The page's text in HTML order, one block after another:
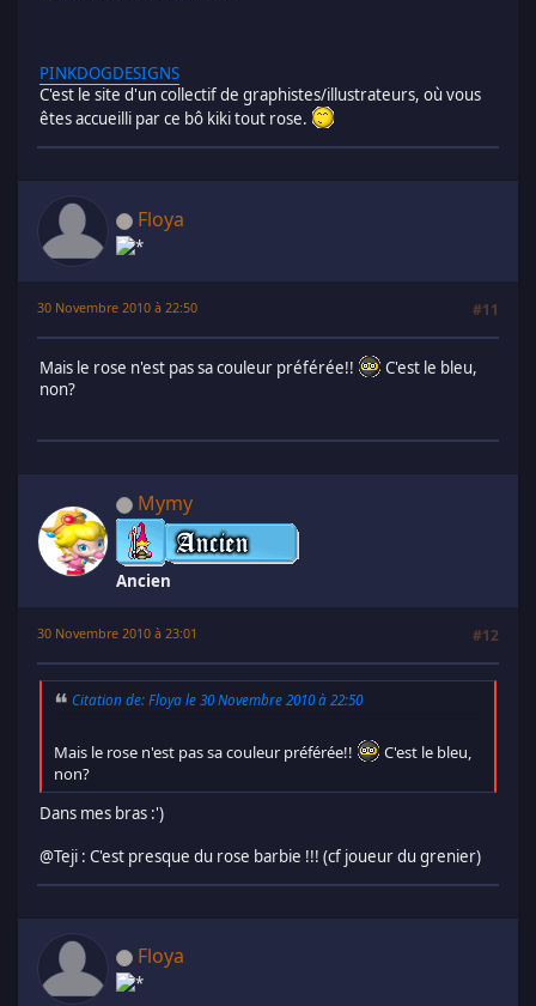
PINKDOGDESIGNS
C'est le site d'un collectif de graphistes/illustrateurs, où vous
êtes accueilli par ce bô kiki tout rose.
Floya
30 Novembre 2010 à 22:50 #11
Mais le rose n'est pas sa couleur préférée!!
C'est le bleu,
non?
Mymy
Ancien
30 Novembre 2010 à 23:01 #12
Citation de: Floya le 30 Novembre 2010 à 22:50
Mais le rose n'est pas sa couleur préférée!!
C'est le bleu,
non?
Dans mes bras :')
@Teji : C'est presque du rose barbie !!! (cf joueur du grenier)
Floya